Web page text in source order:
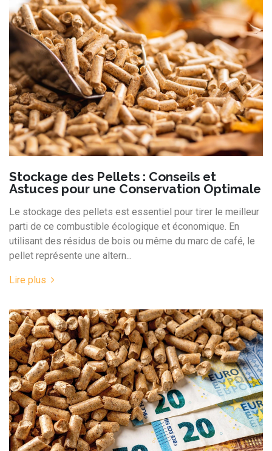
Stockage des Pellets : Conseils et
Astuces pour une Conservation Optimale​
Le stockage des pellets est essentiel pour tirer le meilleur
parti de ce combustible écologique et économique. En
utilisant des résidus de bois ou même du marc de café, le
pellet représente une altern...
Lire plus